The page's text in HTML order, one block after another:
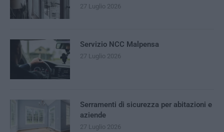
27 Luglio 2026
Servizio NCC Malpensa
27 Luglio 2026
Serramenti di sicurezza per abitazioni e
aziende
27 Luglio 2026